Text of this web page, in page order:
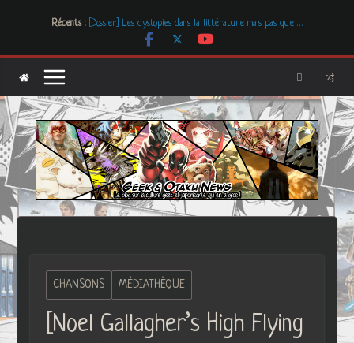
Récents : [Dossier] Les dystopies dans la littérature mais pas que …
Les Carnets de l’Apothicaire
Mr. & Mrs. Smith
CHANSONS MÉDIATHÈQUE
[Noel Gallagher’s High Flying